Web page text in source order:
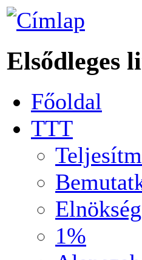
Elsődleges
Főoldal
TTT
Elnökség
1%